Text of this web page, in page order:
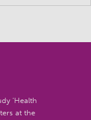
‘Health
at the